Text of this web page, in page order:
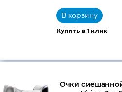
Купить в 1 клик
В корзину
Очки